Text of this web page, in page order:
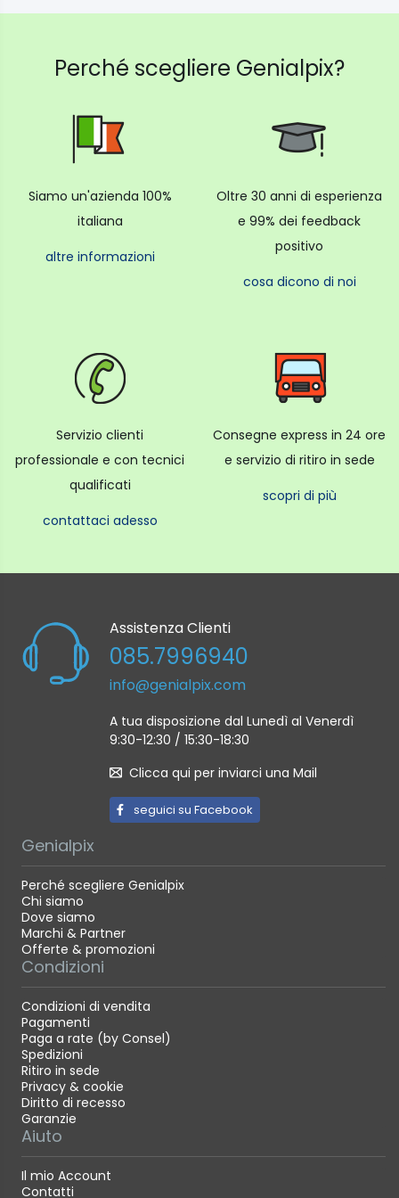
Perché scegliere Genialpix?
Siamo un'azienda 100%
italiana
altre informazioni
Oltre 30 anni di esperienza
e 99% dei feedback
positivo
cosa dicono di noi
Servizio clienti
professionale e con tecnici
qualificati
contattaci adesso
Consegne express in 24 ore
e servizio di ritiro in sede
scopri di più
Assistenza Clienti
085.7996940
info@genialpix.com
A tua disposizione dal Lunedì al Venerdì
9:30-12:30 / 15:30-18:30
Clicca qui per inviarci una Mail
seguici su Facebook
Genialpix
Perché scegliere Genialpix
Chi siamo
Dove siamo
Marchi & Partner
Offerte & promozioni
Condizioni
Condizioni di vendita
Pagamenti
Paga a rate (by Consel)
Spedizioni
Ritiro in sede
Privacy & cookie
Diritto di recesso
Garanzie
Aiuto
Il mio Account
Contatti